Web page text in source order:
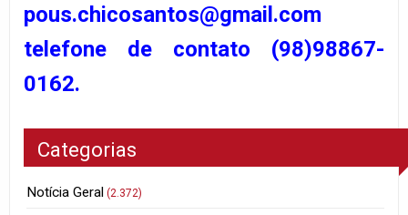
pous.chicosantos@gmail.com
telefone de contato (98)98867-
0162.
Categorias
Notícia Geral (2.372)